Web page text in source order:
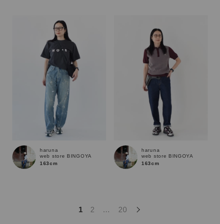
この条件で絞り込む
haruna
web store BINGOYA
163cm
haruna
web store BINGOYA
163cm
1 2 … 20